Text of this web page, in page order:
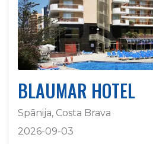
BLAUMAR HOTEL
Spānija, Costa Brava
2026-09-03